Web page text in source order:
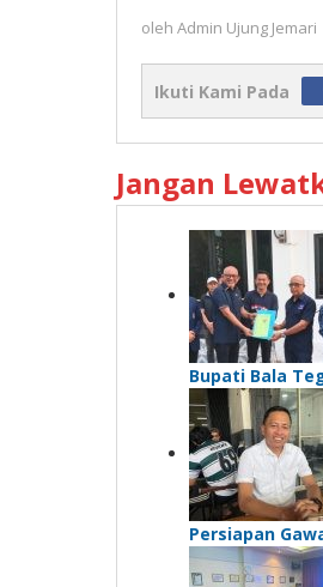
oleh Admin Ujung Jemari
Ikuti Kami Pada
Jangan
Bupati Bala
Persiapan